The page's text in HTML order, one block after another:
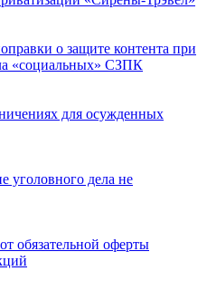
о защите контента при
«социальных» СЗПК
для осужденных
уголовного дела не
обязательной оферты